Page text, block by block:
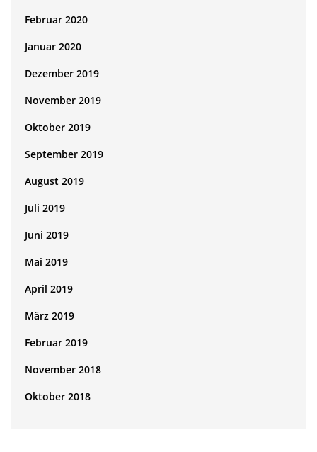
Februar 2020
Januar 2020
Dezember 2019
November 2019
Oktober 2019
September 2019
August 2019
Juli 2019
Juni 2019
Mai 2019
April 2019
März 2019
Februar 2019
November 2018
Oktober 2018